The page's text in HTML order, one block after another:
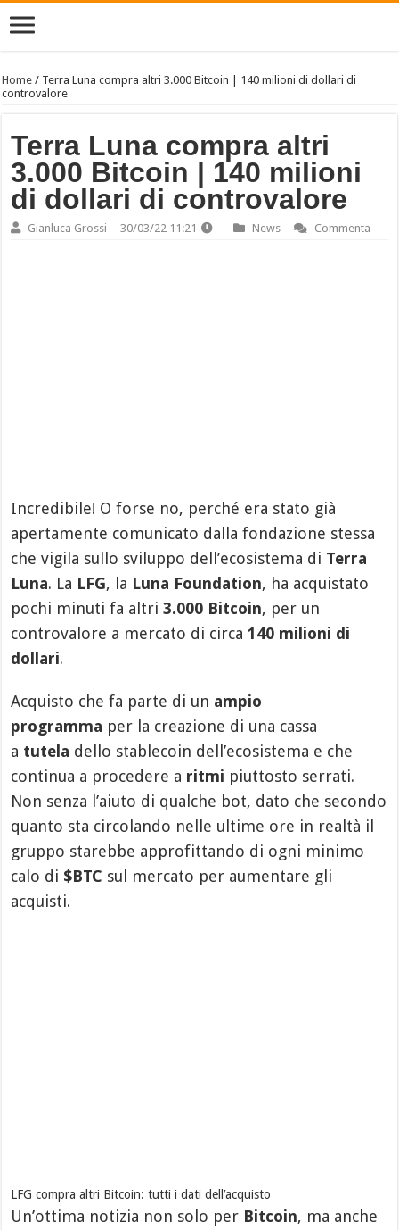
Home / Terra Luna compra altri 3.000 Bitcoin | 140 milioni di dollari di
controvalore
Terra Luna compra altri
3.000 Bitcoin | 140 milioni
di dollari di controvalore
Gianluca Grossi 30/03/22 11:21 News Commenta
Incredibile! O forse no, perché era stato già
apertamente comunicato dalla fondazione stessa
che vigila sullo sviluppo dell’ecosistema di Terra
Luna. La LFG, la Luna Foundation, ha acquistato
pochi minuti fa altri3.000 Bitcoin, per un
controvalore a mercato di circa140 milioni di
dollari.
Acquisto che fa parte di un ampio
programma per la creazione di una cassa
a tutela dello stablecoin dell’ecosistema e che
continua a procedere a ritmi piuttosto serrati.
Non senza l’aiuto di qualche bot, dato che secondo
quanto sta circolando nelle ultime ore in realtà il
gruppo starebbe approfittando di ogni minimo
calo di $BTC sul mercato per aumentare gli
acquisti.
LFG compra altri Bitcoin: tutti i dati dell’acquisto
Un’ottima notizia non solo per Bitcoin, ma anche